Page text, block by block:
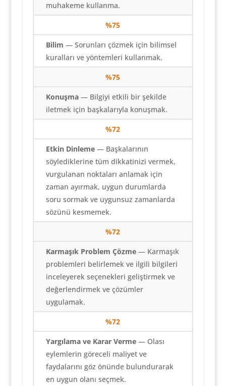
muhakeme kullanma.
%75
Bilim — Sorunları çözmek için bilimsel
kuralları ve yöntemleri kullanmak.
%75
Konuşma— Bilgiyi etkili bir şekilde
iletmek için başkalarıyla konuşmak.
%72
Etkin Dinleme— Başkalarının
söylediklerine tüm dikkatinizi vermek,
vurgulanan noktaları anlamak için
zaman ayırmak, uygun durumlarda
soru sormak ve uygunsuz zamanlarda
sözünü kesmemek.
%72
Karmaşık Problem Çözme— Karmaşık
problemleri belirlemek ve ilgili bilgileri
inceleyerek seçenekleri geliştirmek ve
değerlendirmek ve çözümler
uygulamak.
%72
Yargılama ve Karar Verme— Olası
eylemlerin göreceli maliyet ve
faydalarını göz önünde bulundurarak
en uygun olanı seçmek.